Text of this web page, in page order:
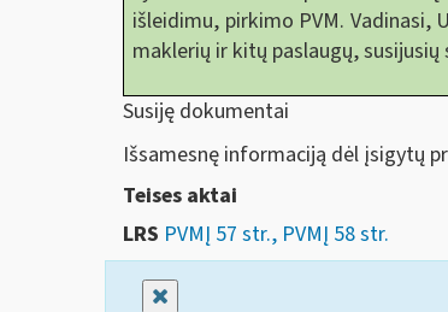
išleidimu, pirkimo PVM.
maklerių ir kitų paslaugų,
Susiję dokumentai
Išsamesnę informaciją dėl įsigytų
Teises aktai
LRS PVMĮ 57 str., PVMĮ 58 str.